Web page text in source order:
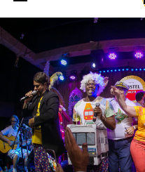
NOSSAS REDES
SBT- SISTEMA